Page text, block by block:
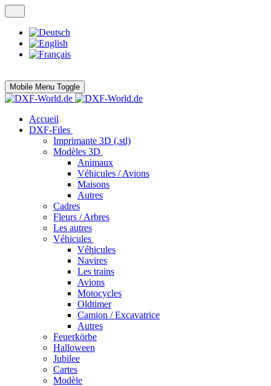
Mobile Menu Toggle
Accueil
DXF-Files
Imprimante 3D (.stl)
Modèles 3D
Animaux
Véhicules / Avions
Maisons
Autres
Cadres
Fleurs / Arbres
Les autres
Véhicules
Véhicules
Navires
Les trains
Avions
Motocycles
Oldtimer
Camion / Excavatrice
Autres
Feuerkörbe
Halloween
Jubilee
Cartes
Modèle